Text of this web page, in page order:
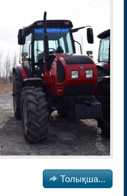
 Толықша...